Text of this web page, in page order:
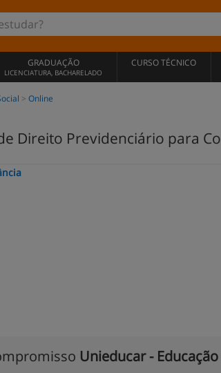
GRADUAÇÃO
LICENCIATURA, BACHARELADO
CURSO TÉCNICO
Online
Direito Previdenciário para
Unieducar -